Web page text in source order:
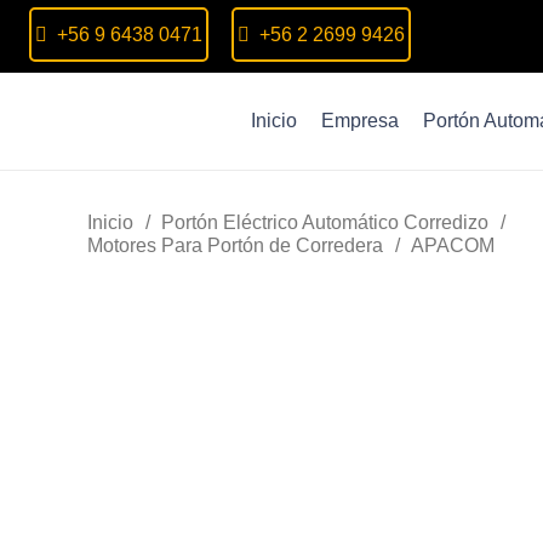
+56 9 6438 0471 +56 2 2699 9426
Inicio Empresa Portón
Inicio / Portón Eléctrico Automático Corredizo /
Motores Para Portón de Corredera
/ APACOM